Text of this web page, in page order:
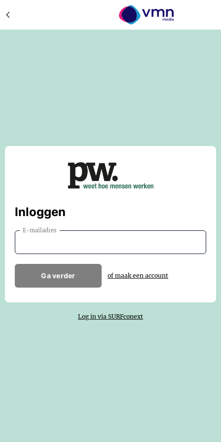
Inloggen
E-mailadres
Ga verder of maak een account
Log in via SURFconext